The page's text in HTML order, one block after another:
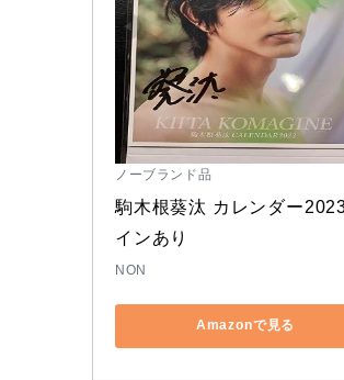
ノーブランド品
駒木根葵汰 カレンダー
インあり
NON
Amazonで見る